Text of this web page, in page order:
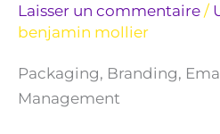
Laisser un commentaire /
benjamin mollier
Packaging, Branding,
Management